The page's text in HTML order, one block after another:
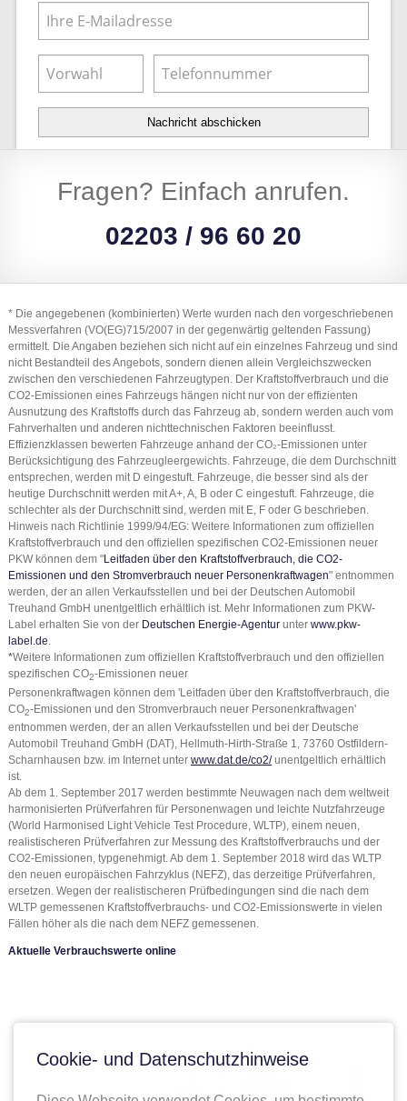
Nachricht abschicken
Fragen? Einfach anrufen.
02203 / 96 60 20
* Die angegebenen (kombinierten) Werte wurden nach den vorgeschriebenen
Messverfahren (VO(EG)715/2007 in der gegenwärtig geltenden Fassung)
ermittelt. Die Angaben beziehen sich nicht auf ein einzelnes Fahrzeug und sind
nicht Bestandteil des Angebots, sondern dienen allein Vergleichszwecken
zwischen den verschiedenen Fahrzeugtypen. Der Kraftstoffverbrauch und die
CO2-Emissionen eines Fahrzeugs hängen nicht nur von der effizienten
Ausnutzung des Kraftstoffs durch das Fahrzeug ab, sondern werden auch vom
Fahrverhalten und anderen nichttechnischen Faktoren beeinflusst.
Effizienzklassen bewerten Fahrzeuge anhand der CO₂-Emissionen unter
Berücksichtigung des Fahrzeugleergewichts. Fahrzeuge, die dem Durchschnitt
entsprechen, werden mit D eingestuft. Fahrzeuge, die besser sind als der
heutige Durchschnitt werden mit A+, A, B oder C eingestuft. Fahrzeuge, die
schlechter als der Durchschnitt sind, werden mit E, F oder G beschrieben.
Hinweis nach Richtlinie 1999/94/EG: Weitere Informationen zum offiziellen
Kraftstoffverbrauch und den offiziellen spezifischen CO2-Emissionen neuer
PKW können dem "Leitfaden über den Kraftstoffverbrauch, die CO2-
Emissionen und den Stromverbrauch neuer Personenkraftwagen" entnommen
werden, der an allen Verkaufsstellen und bei der Deutschen Automobil
Treuhand GmbH unentgeltlich erhältlich ist. Mehr Informationen zum PKW-
Label erhalten Sie von der Deutschen Energie-Agenturunter www.pkw-
label.de.
*Weitere Informationen zum offiziellen Kraftstoffverbrauch und den offiziellen
spezifischen CO2-Emissionen neuer
Personenkraftwagen können dem 'Leitfaden über den Kraftstoffverbrauch, die
CO2-Emissionen und den Stromverbrauch neuer Personenkraftwagen'
entnommen werden, der an allen Verkaufsstellen und bei der Deutsche
Automobil Treuhand GmbH (DAT), Hellmuth-Hirth-Straße 1, 73760 Ostfildern-
Scharnhausen bzw. im Internet unter www.dat.de/co2/unentgeltlich erhältlich
ist.
Ab dem 1. September 2017 werden bestimmte Neuwagen nach dem weltweit
harmonisierten Prüfverfahren für Personenwagen und leichte Nutzfahrzeuge
(World Harmonised Light Vehicle Test Procedure, WLTP), einem neuen,
realistischeren Prüfverfahren zur Messung des Kraftstoffverbrauchs und der
CO2-Emissionen, typgenehmigt. Ab dem 1. September 2018 wird das WLTP
den neuen europäischen Fahrzyklus (NEFZ), das derzeitige Prüfverfahren,
ersetzen. Wegen der realistischeren Prüfbedingungen sind die nach dem
WLTP gemessenen Kraftstoffverbrauchs- und CO2-Emissionswerte in vielen
Fällen höher als die nach dem NEFZ gemessenen.
Aktuelle Verbrauchswerte online
Cookie- und Datenschutzhinweise